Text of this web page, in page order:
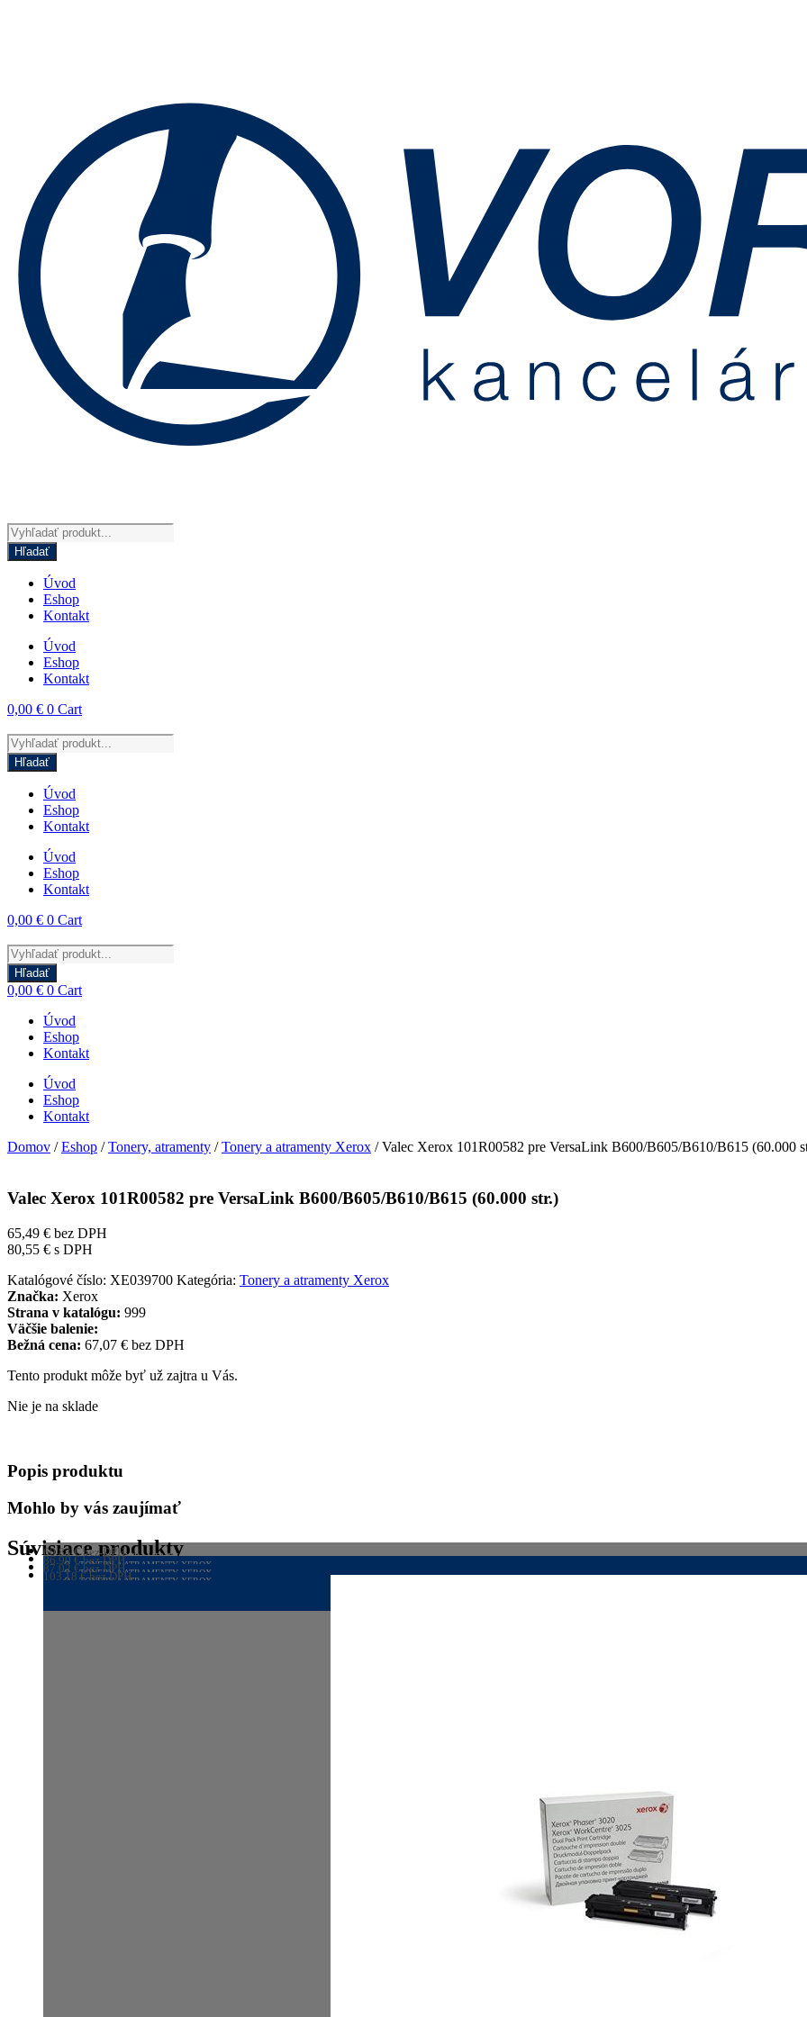
Products
search
Hľadať
Úvod
Eshop
Kontakt
Úvod
Eshop
Kontakt
0,00 € 0 Cart
Products
search
Hľadať
Úvod
Eshop
Kontakt
Úvod
Eshop
Kontakt
0,00 € 0 Cart
Products
search
Hľadať
0,00 € 0 Cart
Úvod
Eshop
Kontakt
Úvod
Eshop
Kontakt
Domov /Eshop /Tonery, atramenty /Tonery a atramenty Xerox / Valec Xerox 101R00582 pre VersaLink B600/B605/B610/B615 (60.000
Valec Xerox 101R00582 pre VersaLink B600/B605/B610/B615 (60.000 str.)
65,49 € bez DPH
80,55 € s DPH
Katalógové číslo: XE039700 Kategória: Tonery a atramenty Xerox
Značka: Xerox
Strana v katalógu: 999
Väčšie balenie:
Bežná cena: 67,07 € bez DPH
Tento produkt môže byť už zajtra u Vás.
Nie je na sklade
Popis produktu
Mohlo by vás zaujímať
Súvisiace produkty
TONERY A ATRAMENTY XEROX
60,83€bez DPH
74,82 €s DPH
TONERY A ATRAMENTY XEROX
86,90€bez DPH
106,89€s DPH
TONERY A ATRAMENTY XEROX
87,02 €bez DPH
107,03€s DPH
TONERY A ATRAMENTY XEROX
103,18€bez DPH